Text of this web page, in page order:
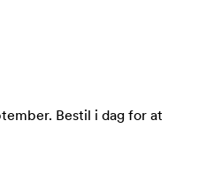
Bestil i dag for at